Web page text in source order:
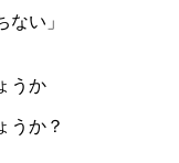
ない」
うか
うか？